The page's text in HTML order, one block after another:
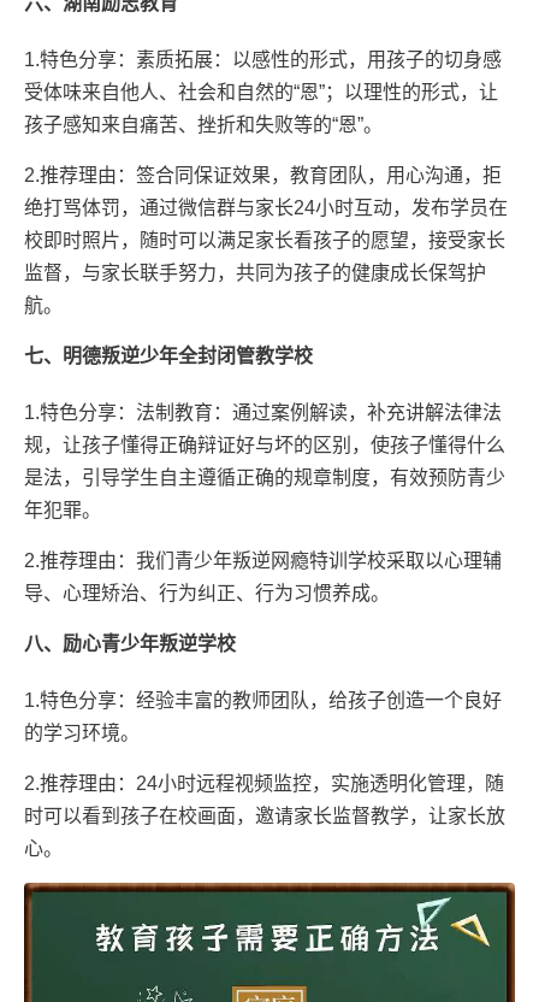
1.特色分享：素质拓展：以感性的形式，用孩子的切身感
受体味来自他人、社会和自然的“恩”；以理性的形式，让
孩子感知来自痛苦、挫折和失败等的“恩”。
2.推荐理由：签合同保证效果，教育团队，用心沟通，拒
绝打骂体罚，通过微信群与家长24小时互动，发布学员在
校即时照片，随时可以满足家长看孩子的愿望，接受家长
监督，与家长联手努力，共同为孩子的健康成长保驾护
航。
七、明德叛逆少年全封闭管教学校
1.特色分享：法制教育：通过案例解读，补充讲解法律法
规，让孩子懂得正确辩证好与坏的区别，使孩子懂得什么
是法，引导学生自主遵循正确的规章制度，有效预防青少
年犯罪。
2.推荐理由：我们青少年叛逆网瘾特训学校采取以心理辅
导、心理矫治、行为纠正、行为习惯养成。
八、励心青少年叛逆学校
1.特色分享：经验丰富的教师团队，给孩子创造一个良好
的学习环境。
2.推荐理由：24小时远程视频监控，实施透明化管理，随
时可以看到孩子在校画面，邀请家长监督教学，让家长放
心。